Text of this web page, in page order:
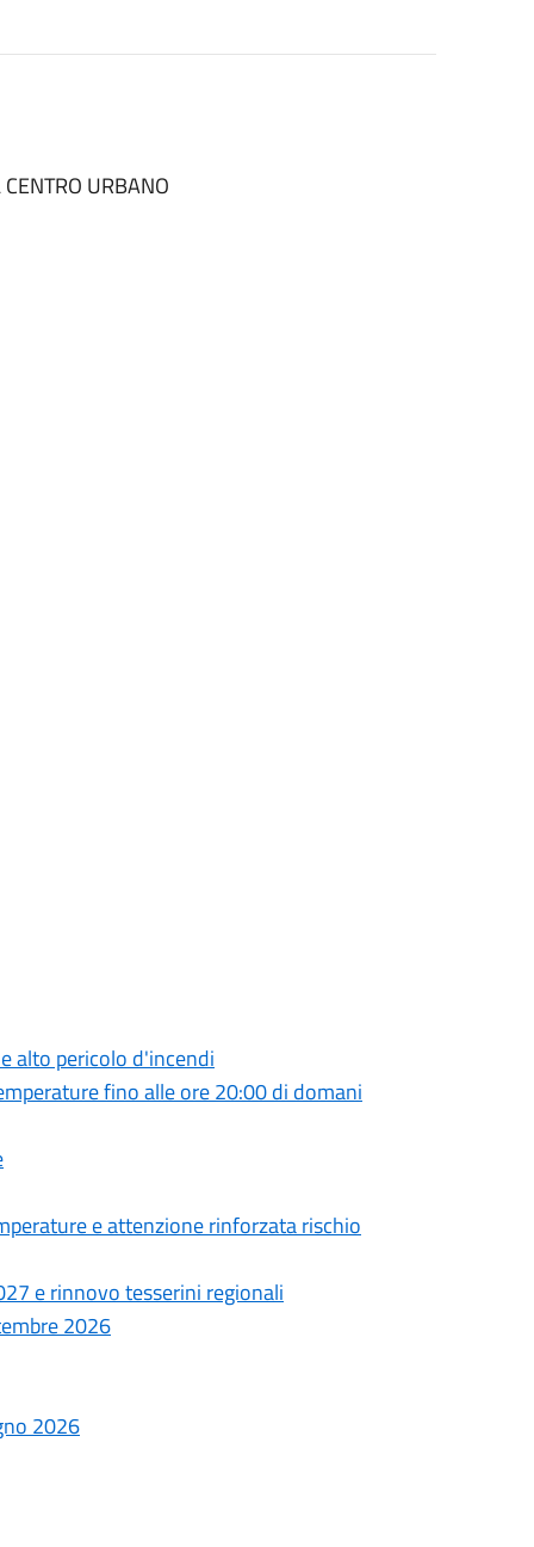
URBANO
alto pericolo d'incendi
fino alle ore 20:00 di domani
e attenzione rinforzata rischio
e rinnovo tesserini regionali
2026
2026